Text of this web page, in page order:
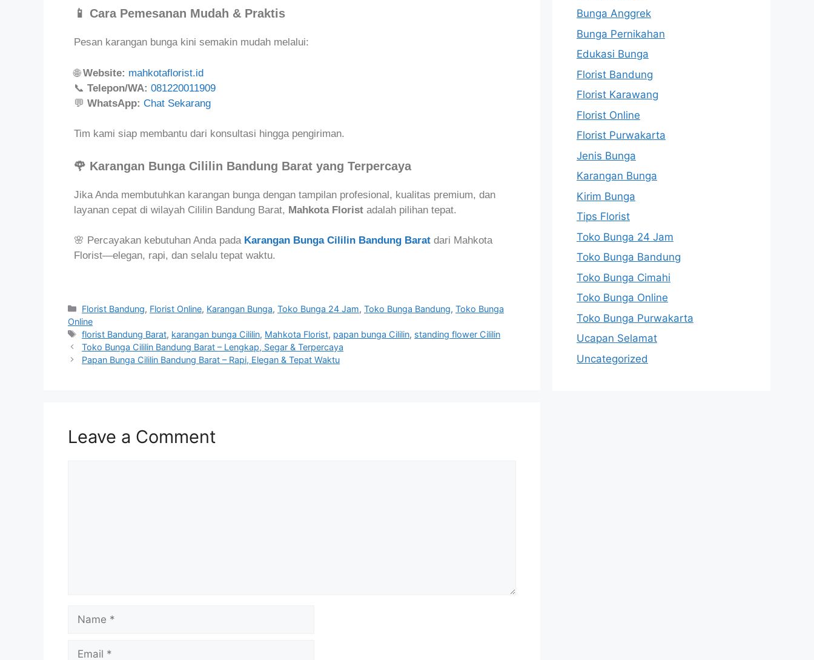
📱 Cara Pemesanan Mudah & Praktis
Pesan karangan bunga kini semakin mudah melalui:
🌐Website: mahkotaflorist.id
📞 Telepon/WA: 081220011909
💬 WhatsApp: Chat Sekarang
Tim kami siap membantu dari konsultasi hingga pengiriman.
🌹 Karangan Bunga Cililin Bandung Barat yang Terpercaya
Jika Anda membutuhkan karangan bunga dengan tampilan profesional, kualitas premium, dan
layanan cepat di wilayah Cililin Bandung Barat, Mahkota Florist adalah pilihan tepat.
🌸 Percayakan kebutuhan Anda pada Karangan Bunga Cililin Bandung Barat dari Mahkota
Florist—elegan, rapi, dan selalu tepat waktu.
Florist Bandung, Florist Online, Karangan Bunga,Toko Bunga 24 Jam,Toko Bunga Bandung,Toko Bunga
Online
florist Bandung Barat, karangan bunga Cililin, Mahkota Florist, papan bunga Cililin, standing flower Cililin
Toko Bunga Cililin Bandung Barat – Lengkap, Segar & Terpercaya
Papan Bunga Cililin Bandung Barat – Rapi, Elegan & Tepat Waktu
Leave a Comment
Bunga Anggrek
Bunga Pernikahan
Edukasi Bunga
Florist Bandung
Florist Karawang
Florist Online
Florist Purwakarta
Jenis Bunga
Karangan Bunga
Kirim Bunga
Tips Florist
Toko Bunga 24 Jam
Toko Bunga Bandung
Toko Bunga Cimahi
Toko Bunga Online
Toko Bunga Purwakarta
Ucapan Selamat
Uncategorized